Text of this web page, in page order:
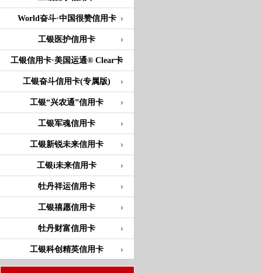
World奋斗·中国很赞信用卡
工银医护信用卡
工银信用卡·美国运通® Clear卡
工银奋斗信用卡(专属版)
工银“兴农通”信用卡
工银军魂信用卡
工银新锐未来信用卡
工银i未来信用卡
牡丹祥运信用卡
工银禧愿信用卡
牡丹财富信用卡
工银科创精英信用卡